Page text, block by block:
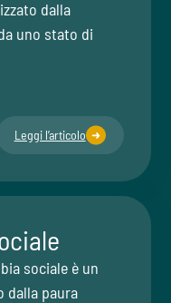
dalla
uno stato di
Leggi l’articolo
sociale è un
dalla paura